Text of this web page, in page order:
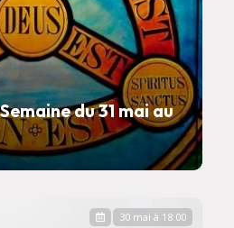
du 31 mai au
30 mai à 18:00